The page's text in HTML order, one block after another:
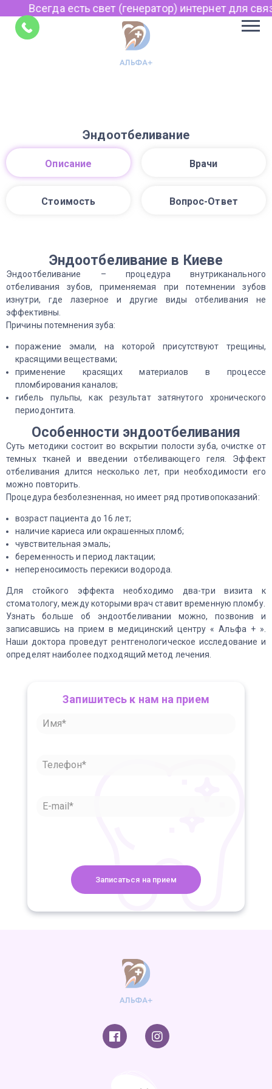
Всегда есть свет (генератор) интернет для
Эндоотбеливание
Описание Врачи
Стоимость Вопрос-Ответ
Эндоотбеливание в Киеве
Эндоотбеливание – процедура внутриканального
отбеливания зубов, применяемая при потемнении зубов
изнутри, где лазерное и другие виды отбеливания не
эффективны.
Причины потемнения зуба:
поражение эмали, на которой присутствуют трещины,
красящими веществами;
применение красящих материалов в процессе
пломбирования каналов;
гибель пульпы, как результат затянутого хронического
периодонтита.
Особенности эндоотбеливания
Суть методики состоит во вскрытии полости зуба, очистке от
темных тканей и введении отбеливающего геля. Эффект
отбеливания длится несколько лет, при необходимости его
можно повторить.
Процедура безболезненная, но имеет ряд противопоказаний:
возраст пациента до 16 лет;
наличие кариеса или окрашенных пломб;
чувствительная эмаль;
беременность и период лактации;
непереносимость перекиси водорода.
Для стойкого эффекта необходимо два-три визита к
стоматологу, между которыми врач ставит временную пломбу.
Узнать больше об эндоотбеливании можно, позвонив и
записавшись на прием в медицинский центру « Альфа + ».
Наши доктора проведут рентгенологическое исследование и
определят наиболее подходящий метод лечения.
Запишитесь к нам на прием